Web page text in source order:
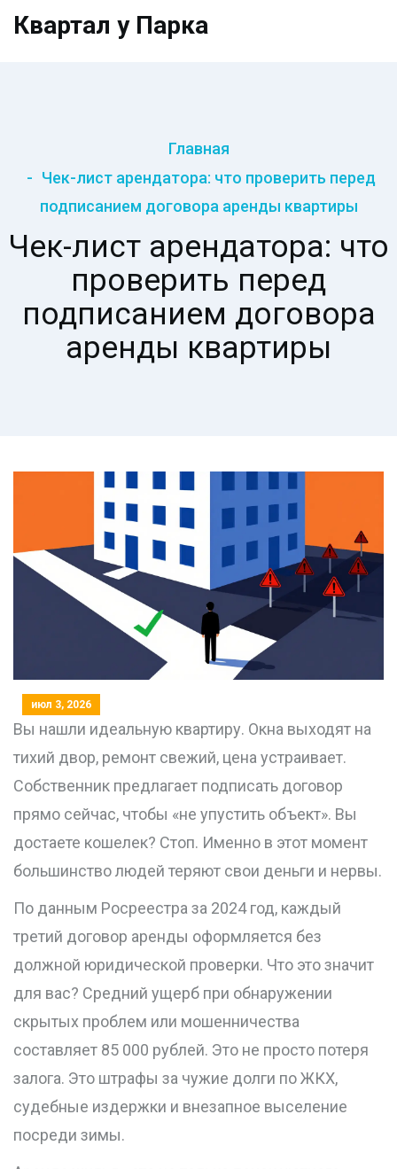
Квартал у Парка
Главная
Чек-лист арендатора: что проверить перед
подписанием договора аренды квартиры
Чек-лист арендатора: что
проверить перед
подписанием договора
аренды квартиры
июл 3, 2026
Вы нашли идеальную квартиру. Окна выходят на
тихий двор, ремонт свежий, цена устраивает.
Собственник предлагает подписать договор
прямо сейчас, чтобы «не упустить объект». Вы
достаете кошелек? Стоп. Именно в этот момент
большинство людей теряют свои деньги и нервы.
По данным Росреестра за 2024 год, каждый
третий договор аренды оформляется без
должной юридической проверки. Что это значит
для вас? Средний ущерб при обнаружении
скрытых проблем или мошенничества
составляет 85 000 рублей. Это не просто потеря
залога. Это штрафы за чужие долги по ЖКХ,
судебные издержки и внезапное выселение
посреди зимы.